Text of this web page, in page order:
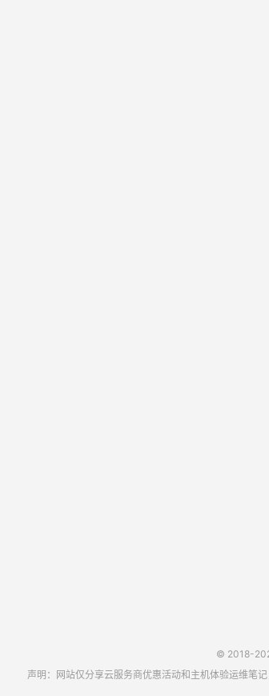
© 2018-
声明：网站仅分享云服务商优惠活动和主机体验运维笔